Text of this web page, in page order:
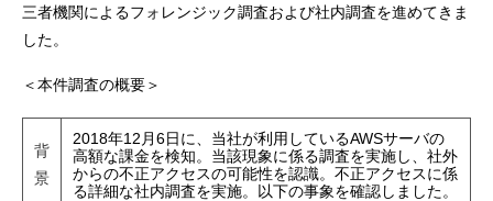
三者機関によるフォレンジック調査および社内調査を進めてきま
した。
＜本件調査の概要＞
背
景
2018年12月6日に、当社が利用しているAWSサーバの
高額な課金を検知。当該現象に係る調査を実施し、社外
からの不正アクセスの可能性を認識。不正アクセスに係
る詳細な社内調査を実施。以下の事象を確認しました。